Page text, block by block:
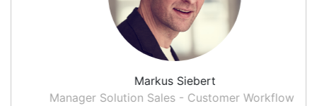
Markus Siebert
Manager Solution Sales - Customer Workflows